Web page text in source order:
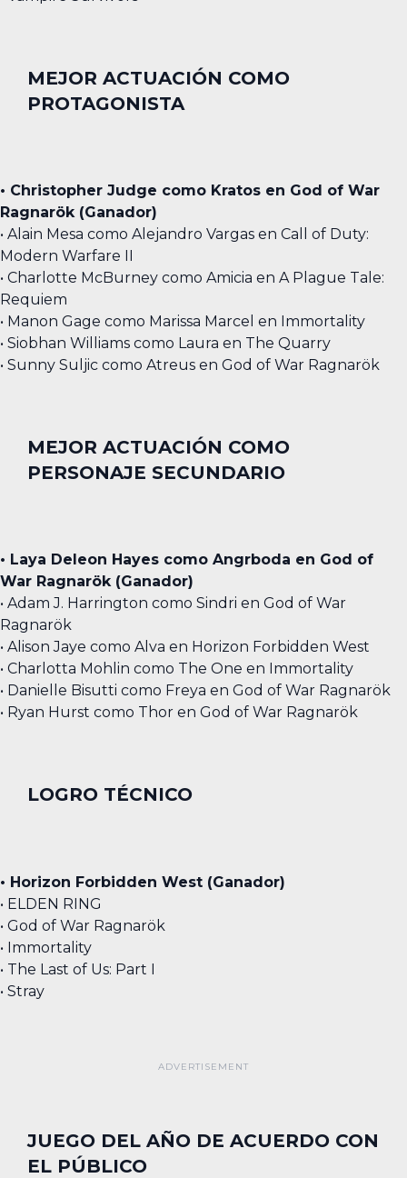
MEJOR ACTUACIÓN COMO
PROTAGONISTA
• Christopher Judge como Kratos en God of War
Ragnarök (Ganador)
• Alain Mesa como Alejandro Vargas en Call of Duty:
Modern Warfare II
• Charlotte McBurney como Amicia en A Plague Tale:
Requiem
• Manon Gage como Marissa Marcel en Immortality
• Siobhan Williams como Laura en The Quarry
• Sunny Suljic como Atreus en God of War Ragnarök
MEJOR ACTUACIÓN COMO
PERSONAJE SECUNDARIO
• Laya Deleon Hayes como Angrboda en God of
War Ragnarök (Ganador)
• Adam J. Harrington como Sindri en God of War
Ragnarök
• Alison Jaye como Alva en Horizon Forbidden West
• Charlotta Mohlin como The One en Immortality
• Danielle Bisutti como Freya en God of War Ragnarök
• Ryan Hurst como Thor en God of War Ragnarök
LOGRO TÉCNICO
• Horizon Forbidden West (Ganador)
• ELDEN RING
• God of War Ragnarök
• Immortality
• The Last of Us: Part I
• Stray
JUEGO DEL AÑO DE ACUERDO CON
EL PÚBLICO